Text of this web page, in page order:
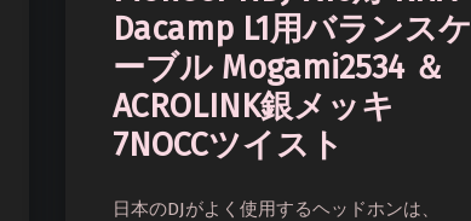
Dacamp L1用バランスケ
ーブル Mogami2534 ＆
ACROLINK銀メッキ
7NOCCツイスト
日本のDJがよく使用するヘッドホンは、